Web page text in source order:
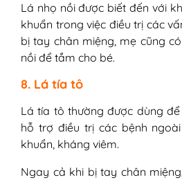
Lá nhọ nồi được biết đến với
khuẩn trong việc điều trị các
bị tay chân miệng, mẹ cũng
nồi để tắm cho bé.
8. Lá tía tô
Lá tía tô thường được dùng
hỗ trợ điều trị các bệnh
khuẩn, kháng viêm.
Ngay cả khi bị tay chân